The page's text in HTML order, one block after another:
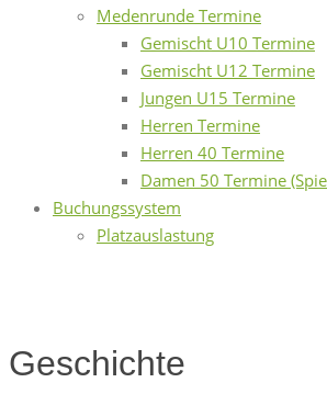
Medenrunde Termine
Gemischt U10 Termine
Gemischt U12 Termine
Jungen U15 Termine
Herren Termine
Herren 40 Termine
Damen 50 Termine
Buchungssystem
Platzauslastung
Geschichte